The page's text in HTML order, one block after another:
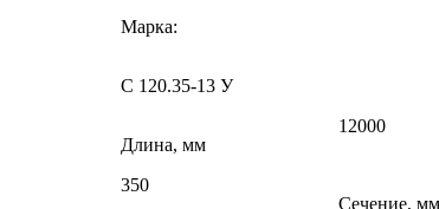
Марка:
С 120.35-13 У
Длина, мм
12000
350
Сечение, мм